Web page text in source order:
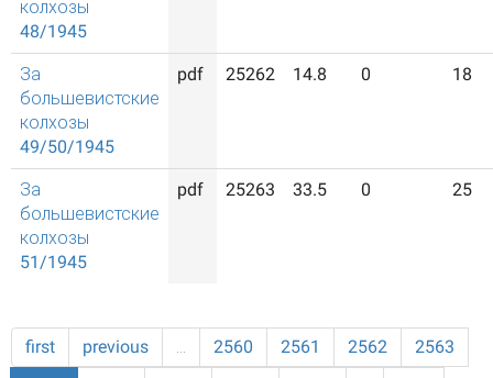
колхозы
48/1945
За
большевистские
колхозы
49/50/1945
pdf 25262 14.8 0 18
За
большевистские
колхозы
51/1945
pdf 25263 33.5 0 25
first previous … 2560 2561 2562
2563